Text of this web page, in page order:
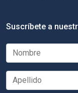
Suscríbete a